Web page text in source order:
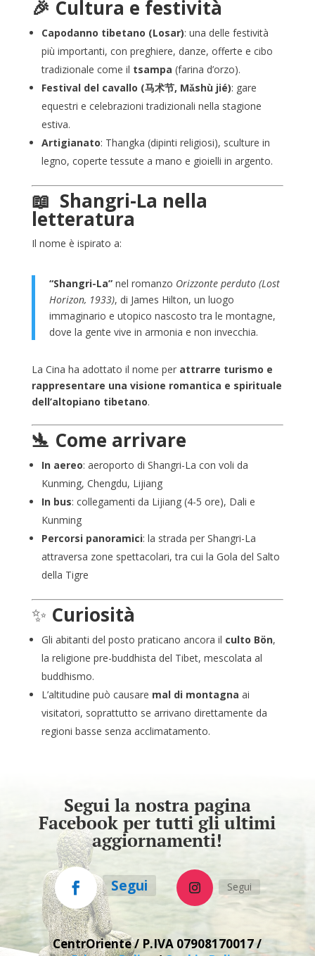
🎉 Cultura e festività
Capodanno tibetano (Losar): una delle festività
più importanti, con preghiere, danze, offerte e cibo
tradizionale come il tsampa (farina d’orzo).
Festival del cavallo (马术节, Mǎshù jié): gare
equestri e celebrazioni tradizionali nella stagione
estiva.
Artigianato: Thangka (dipinti religiosi), sculture in
legno, coperte tessute a mano e gioielli in argento.
📖 Shangri-La nella
letteratura
Il nome è ispirato a:
“Shangri-La”nel romanzo Orizzonte perduto (Lost
Horizon, 1933), di James Hilton, un luogo
immaginario e utopico nascosto tra le montagne,
dove la gente vive in armonia e non invecchia.
La Cina ha adottato il nome per attrarre turismo e
rappresentare una visione romantica e spirituale
dell’altopiano tibetano.
🛬 Come arrivare
In aereo: aeroporto di Shangri-La con voli da
Kunming, Chengdu, Lijiang
In bus: collegamenti da Lijiang (4-5 ore), Dali e
Kunming
Percorsi panoramici: la strada per Shangri-La
attraversa zone spettacolari, tra cui la Gola del Salto
della Tigre
✨ Curiosità
Gli abitanti del posto praticano ancora il culto Bön,
la religione pre-buddhista del Tibet, mescolata al
buddhismo.
L’altitudine può causare mal di montagna ai
visitatori, soprattutto se arrivano direttamente da
regioni basse senza acclimatamento.
Segui la nostra pagina
Facebook per tutti gli ultimi
aggiornamenti!
Segui Segui
CentrOriente / P.IVA 07908170017 /